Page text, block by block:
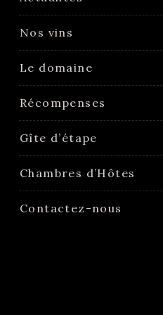
Nos vins
Le domaine
Récompenses
Gîte d’étape
Chambres d’Hôtes
Contactez-nous